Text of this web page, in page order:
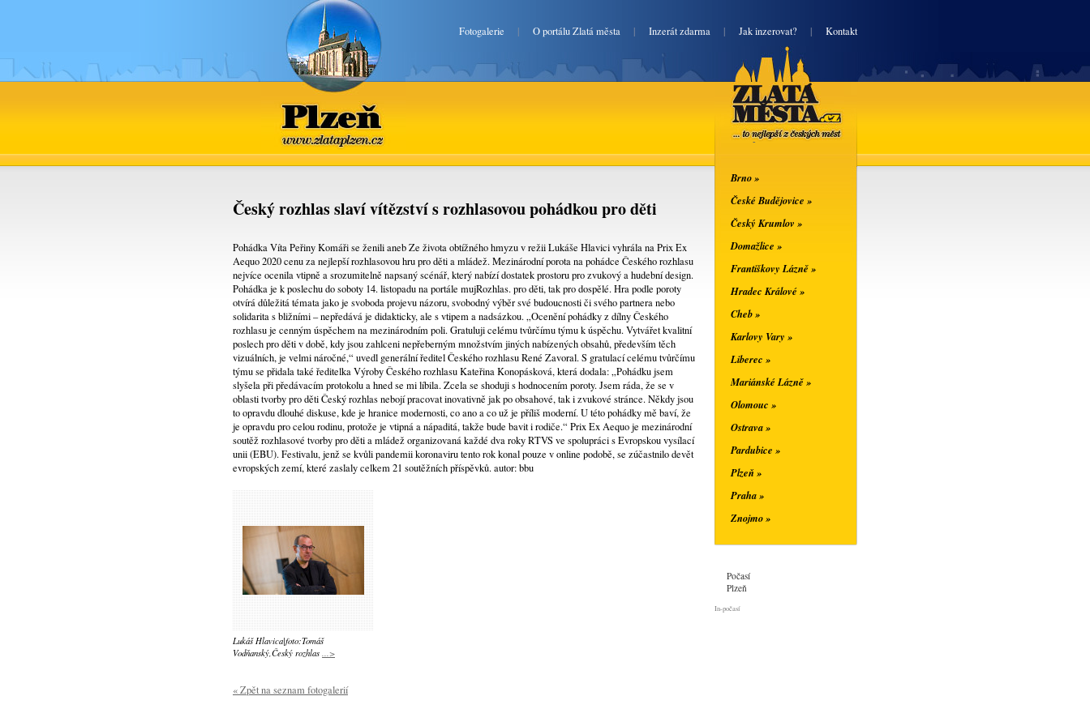
Fotogalerie | O portálu Zlatá města | Inzerát zdarma | Jak inzerovat? | Kontakt
Plzeň
www.zlataplzen.cz
Český rozhlas slaví vítězství s rozhlasovou pohádkou pro děti
Pohádka Víta Peřiny Komáři se ženili aneb Ze života obtížného hmyzu v režii Lukáše Hlavici vyhrála na Prix Ex
Aequo 2020 cenu za nejlepší rozhlasovou hru pro děti a mládež. Mezinárodní porota na pohádce Českého rozhlasu
nejvíce ocenila vtipně a srozumitelně napsaný scénář, který nabízí dostatek prostoru pro zvukový a hudební design.
Pohádka je k poslechu do soboty 14. listopadu na portále mujRozhlas. pro děti, tak pro dospělé. Hra podle poroty
otvírá důležitá témata jako je svoboda projevu názoru, svobodný výběr své budoucnosti či svého partnera nebo
solidarita s bližními – nepředává je didakticky, ale s vtipem a nadsázkou. „Ocenění pohádky z dílny Českého
rozhlasu je cenným úspěchem na mezinárodním poli. Gratuluji celému tvůrčímu týmu k úspěchu. Vytvářet kvalitní
poslech pro děti v době, kdy jsou zahlceni nepřeberným množstvím jiných nabízených obsahů, především těch
vizuálních, je velmi náročné,“ uvedl generální ředitel Českého rozhlasu René Zavoral. S gratulací celému tvůrčímu
týmu se přidala také ředitelka Výroby Českého rozhlasu Kateřina Konopásková, která dodala: „Pohádku jsem
slyšela při předávacím protokolu a hned se mi líbila. Zcela se shoduji s hodnocením poroty. Jsem ráda, že se v
oblasti tvorby pro děti Český rozhlas nebojí pracovat inovativně jak po obsahové, tak i zvukové stránce. Někdy jsou
to opravdu dlouhé diskuse, kde je hranice modernosti, co ano a co už je příliš moderní. U této pohádky mě baví, že
je opravdu pro celou rodinu, protože je vtipná a nápaditá, takže bude bavit i rodiče.“ Prix Ex Aequo je mezinárodní
soutěž rozhlasové tvorby pro děti a mládež organizovaná každé dva roky RTVS ve spolupráci s Evropskou vysílací
unii (EBU). Festivalu, jenž se kvůli pandemii koronaviru tento rok konal pouze v online podobě, se zúčastnilo devět
evropských zemí, které zaslaly celkem 21 soutěžních příspěvků. autor: bbu
Lukáš Hlavica|foto:Tomáš
Vodňanský,Český rozhlas ...>
« Zpět na seznam fotogalerií
Zlatá města
... to nejlepší z
českých měst
Brno »
České Budějovice »
Český Krumlov »
Domažlice »
Františkovy Lázně »
Hradec Králové »
Cheb »
Karlovy Vary »
Liberec »
Mariánské Lázně »
Olomouc »
Ostrava »
Pardubice »
Plzeň »
Praha »
Znojmo »
Počasí
Plzeň
In-počasí